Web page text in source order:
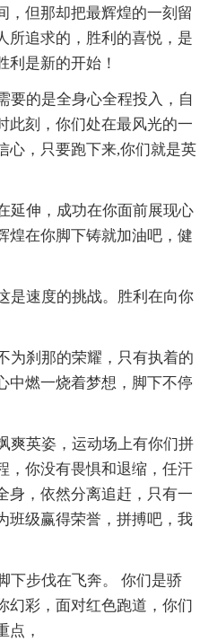
，但那却把最辉煌的一刻留
所追求的，胜利的喜悦，是
利是新的开始！
要的是全身心全程投入，自
此刻，你们处在最风光的一
心，只要跑下来,你们就是英
延伸，成功在你面前展现心
煌在你脚下铸就加油吧，健
是速度的挑战。胜利在向你
为刹那的荣耀，只有执着的
中燃一烧着梦想，脚下不停
爽英姿，运动场上有你们拼
，你没有畏惧和退缩，任汗
身，依然分离追赶，只有一
班级赢得荣誉，拼搏吧，我
下步伐在飞奔。 你们是骄
幻彩，面对红色跑道，你们
点，